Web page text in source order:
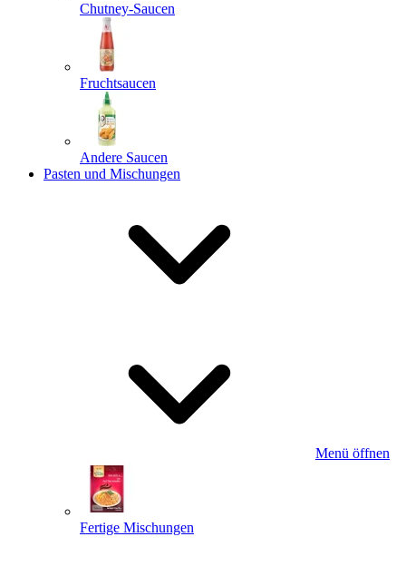
Chutney-Saucen
Fruchtsaucen
Andere Saucen
Pasten und Mischungen
Menü öffnen
Fertige Mischungen